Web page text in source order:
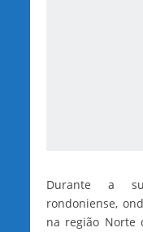
Durante a
rondoniense,
na região Norte